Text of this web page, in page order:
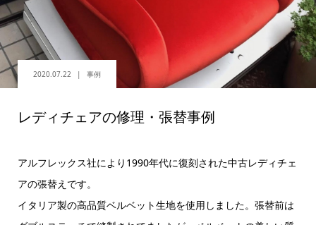
2020.07.22 事例
レディチェアの修理・張替事例
アルフレックス社により1990年代に復刻された中古レディチェ
アの張替えです。
イタリア製の高品質ベルベット生地を使用しました。張替前は